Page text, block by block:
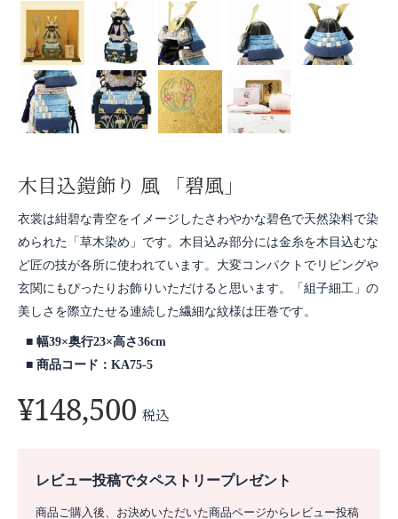
木目込鎧飾り 風 「碧風」
衣裳は紺碧な青空をイメージしたさわやかな碧色で天然染料で染
められた「草木染め」です。木目込み部分には金糸を木目込むな
ど匠の技が各所に使われています。大変コンパクトでリビングや
玄関にもぴったりお飾りいただけると思います。「組子細工」の
美しさを際立たせる連続した繊細な紋様は圧巻です。
幅39×奥行23×高さ36cm
商品コード：KA75-5
¥148,500 税込
レビュー投稿でタペストリープレゼント
商品ご購入後、お決めいただいた商品ページからレビュー投稿